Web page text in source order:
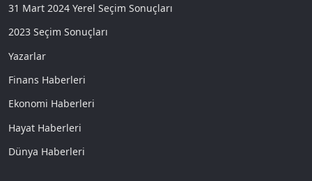
31 Mart 2024 Yerel Seçim Sonuçları
2023 Seçim Sonuçları
Yazarlar
Finans Haberleri
Ekonomi Haberleri
Hayat Haberleri
Dünya Haberleri